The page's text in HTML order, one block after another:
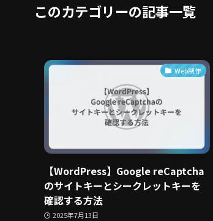
このカテゴリーの記事一覧
Web制作
【WordPress】Google reCaptcha
のサイトキーとシークレットキーを
確認する方法
2025年7月13日